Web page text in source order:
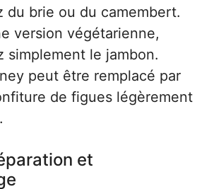
du brie ou du camembert.
version végétarienne,
simplement le jambon.
peut être remplacé par
de figues légèrement
et